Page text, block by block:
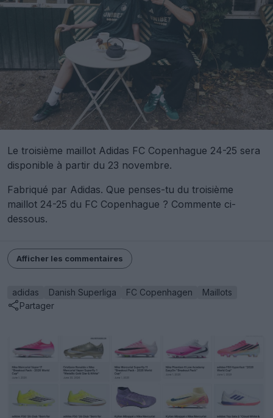
Le troisième maillot Adidas FC Copenhague 24-25 sera
disponible à partir du 23 novembre.
Fabriqué par Adidas. Que penses-tu du troisième
maillot 24-25 du FC Copenhague ? Commente ci-
dessous.
Afficher les commentaires
adidas Danish Superliga FC Copenhagen
Maillots
Partager